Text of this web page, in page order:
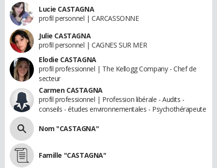
Lucie CASTAGNA
profil personnel | CARCASSONNE
Julie CASTAGNA
profil personnel | CAGNES SUR MER
Elodie CASTAGNA
profil professionnel | The Kellogg Company - Chef de
secteur
Carmen CASTAGNA
profil professionnel | Profession libérale - Audits -
conseils - études environnementales - Psychothérapeute
Nom "CASTAGNA"
Famille "CASTAGNA"